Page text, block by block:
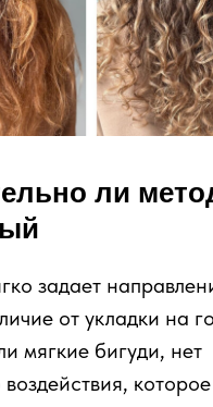
ли
задает
от укладки на
мягкие бигуди, нет